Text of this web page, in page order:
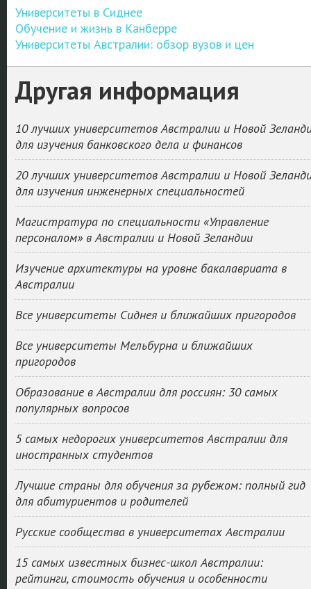
Университеты в Сиднее
Обучение и жизнь в Канберре
Университеты Австралии: обзор вузов и цен
Другая информация
10 лучших университетов Австралии и Новой
для изучения банковского дела и финансов
20 лучших университетов Австралии и Новой
для изучения инженерных специальностей
Магистратура по специальности «Управление
персоналом» в Австралии и Новой Зеландии
Изучение архитектуры на уровне бакалавриата в
Австралии
Все университеты Сиднея и ближайших пригородов
Все университеты Мельбурна и ближайших
пригородов
Образование в Австралии для россиян: 30 самых
популярных вопросов
5 самых недорогих университетов Австралии для
иностранных студентов
Лучшие страны для обучения за рубежом: полный гид
для абитуриентов и родителей
Русские сообщества в университетах Австралии
15 самых известных бизнес-школ Австралии:
рейтинги, стоимость обучения и особенности